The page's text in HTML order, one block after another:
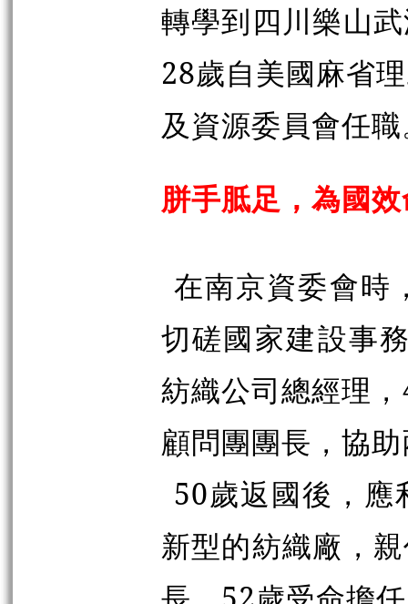
轉學到四川樂山
28歲自美國麻省
及資源委員會任
胼手胝足，為國
在南京資委會時
切磋國家建設事
紡織公司總經理
顧問團團長，協
50歲返國後，應
新型的紡織廠，